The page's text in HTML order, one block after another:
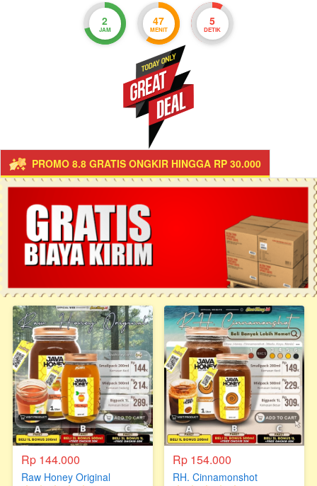
2
JAM
47
MENIT
4
DETIK
PROMO 8.8 GRATIS ONGKIR HINGGA RP 30.000
Rp 144.000
Raw Honey Original
Rp 154.000
RH. Cinnamonshot